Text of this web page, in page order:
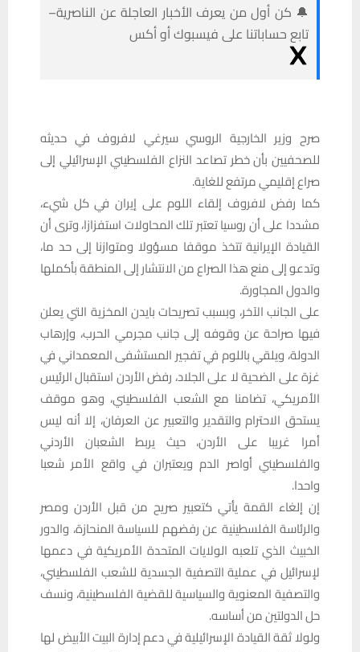
🔔 كن أول من يعرف الأخبار العاجلة عن الناصرية–
تابع حساباتنا على فيسبوك أو أكس
صرح وزير الخارجية الروسي سيرغي لافروف في حديثه
للصحفيين بأن خطر تصاعد النزاع الفلسطيني الإسرائيلي إلى
صراع إقليمي مرتفع للغاية.
كما رفض لافروف إلقاء اللوم على إيران في كل شيء،
مشددا على أن روسيا تعتبر تلك المحاولات استفزازا، وترى أن
القيادة الإيرانية تتخذ موقفا مسؤولا ومتوازنا إلى حد ما،
وتدعو إلى منع هذا الصراع من الانتشار إلى المنطقة بأكملها
والدول المجاورة.
على الجانب الآخر، وبسبب تصريحات بايدن المخزية التي يعلن
فيها صراحة عن وقوفه إلى جانب مجرمي الحرب، وإرهاب
الدولة، ويلقي باللوم في تفجير المستشفى المعمداني في
غزة على الضحية لا على الجلاد، رفض الأردن استقبال الرئيس
الأمريكي، تضامنا مع الشعب الفلسطيني، وهو موقف
يستحق الاحترام والتقدير والتعبير عن العرفان، إلا أنه ليس
أمرا غريبا على الأردن، حيث يربط الشعبان الأردني
والفلسطيني أواصر الدم ويعتبران في واقع الأمر شعبا
واحدا.
إن إلغاء القمة يأتي كتعبير صريح من قبل الأردن ومصر
والرئاسة الفلسطينية عن رفضهم للسياسة المنحازة، والدور
الخبيث الذي تلعبه الولايات المتحدة الأمريكية في دعمها
لإسرائيل في عملية التصفية الجسدية للشعب الفلسطيني،
والتصفية المعنوية والسياسية للقضية الفلسطينية، ونسف
حل الدولتين من أساسه.
ولولا ثقة القيادة الإسرائيلية في دعم إدارة البيت الأبيض لها